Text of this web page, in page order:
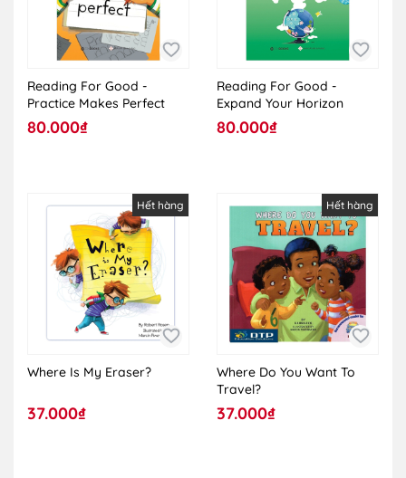
Reading For Good -
Practice Makes Perfect
80.000₫
Reading For Good -
Expand Your Horizon
80.000₫
Hết hàng
Where Is My Eraser?
37.000₫
Hết hàng
Where Do You Want To
Travel?
37.000₫